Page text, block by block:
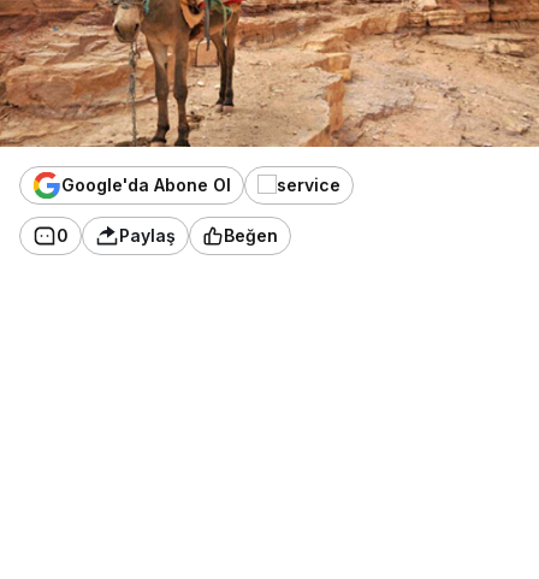
Google'da Abone Ol
0 Paylaş Beğen